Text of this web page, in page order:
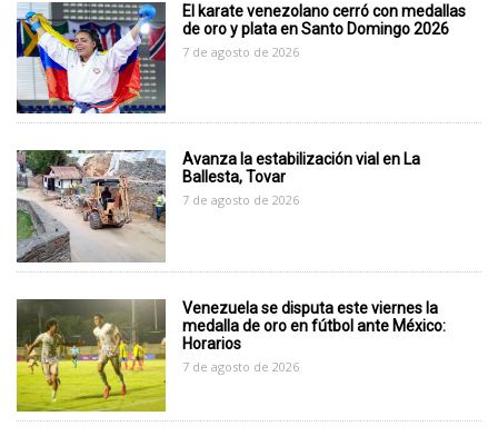
El karate venezolano cerró con medallas
de oro y plata en Santo Domingo 2026
7 de agosto de 2026
Avanza la estabilización vial en La
Ballesta, Tovar
7 de agosto de 2026
Venezuela se disputa este viernes la
medalla de oro en fútbol ante México:
Horarios
7 de agosto de 2026